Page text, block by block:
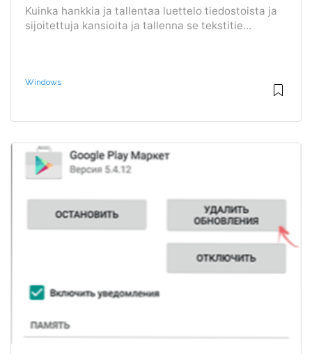
Kuinka hankkia ja tallentaa luettelo tiedostoista ja
sijoitettuja kansioita ja tallenna se tekstitie...
Windows